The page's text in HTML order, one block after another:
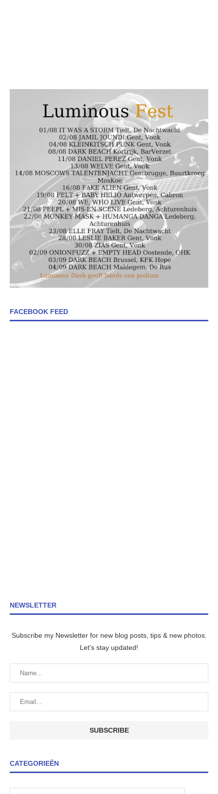
FACEBOOK FEED
NEWSLETTER
Subscribe my Newsletter for new blog posts, tips & new photos.
Let's stay updated!
CATEGORIEËN